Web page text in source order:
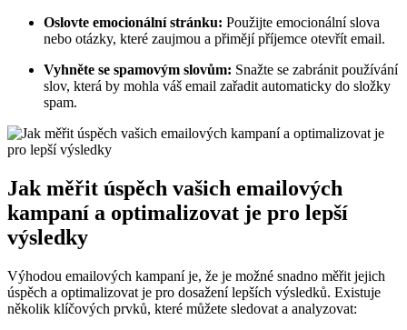
Oslovte emocionální stránku: Použijte emocionální slova
nebo otázky, které zaujmou a přimějí příjemce otevřít email.
Vyhněte se spamovým slovům: Snažte se zabránit používání
slov, která by mohla váš email zařadit automaticky do složky
spam.
Jak měřit úspěch vašich emailových
kampaní a optimalizovat je pro lepší
výsledky
Výhodou emailových kampaní je, že je možné snadno měřit jejich
úspěch a optimalizovat je pro dosažení lepších výsledků. Existuje
několik klíčových prvků, které můžete sledovat a analyzovat: